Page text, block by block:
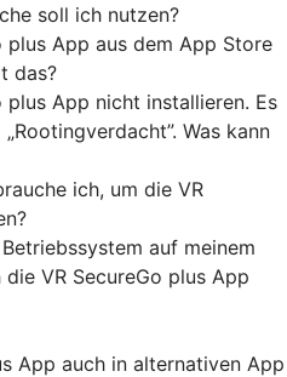
soll ich nutzen?
plus App aus dem App Store
das?
plus App nicht installieren. Es
Was kann
ich, um die VR
auf meinem
VR SecureGo plus App
App auch in alternativen App